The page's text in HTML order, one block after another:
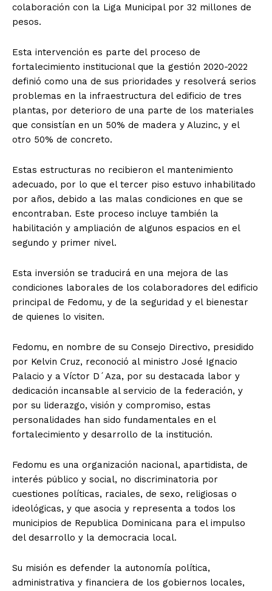
colaboración con la Liga Municipal por 32 millones de
pesos.
Esta intervención es parte del proceso de
fortalecimiento institucional que la gestión 2020-2022
definió como una de sus prioridades y resolverá serios
problemas en la infraestructura del edificio de tres
plantas, por deterioro de una parte de los materiales
que consistían en un 50% de madera y Aluzinc, y el
otro 50% de concreto.
Estas estructuras no recibieron el mantenimiento
adecuado, por lo que el tercer piso estuvo inhabilitado
por años, debido a las malas condiciones en que se
encontraban. Este proceso incluye también la
habilitación y ampliación de algunos espacios en el
segundo y primer nivel.
Esta inversión se traducirá en una mejora de las
condiciones laborales de los colaboradores del edificio
principal de Fedomu, y de la seguridad y el bienestar
de quienes lo visiten.
Fedomu, en nombre de su Consejo Directivo, presidido
por Kelvin Cruz, reconoció al ministro José Ignacio
Palacio y a Víctor D´Aza, por su destacada labor y
dedicación incansable al servicio de la federación, y
por su liderazgo, visión y compromiso, estas
personalidades han sido fundamentales en el
fortalecimiento y desarrollo de la institución.
Fedomu es una organización nacional, apartidista, de
interés público y social, no discriminatoria por
cuestiones políticas, raciales, de sexo, religiosas o
ideológicas, y que asocia y representa a todos los
municipios de Republica Dominicana para el impulso
del desarrollo y la democracia local.
Su misión es defender la autonomía política,
administrativa y financiera de los gobiernos locales,